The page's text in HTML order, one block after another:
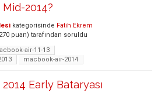
2014?
kategorisinde Fatih Ekrem
puan) tarafından soruldu
air-11-13
macbook-air-2014
Early Bataryası